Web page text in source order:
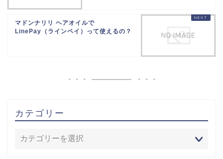
マドンナリリ ヘアオイルで
LinePay（ラインペイ）って使えるの？
カテゴリー